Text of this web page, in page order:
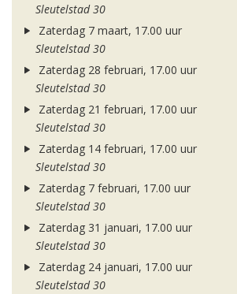
Sleutelstad 30
Zaterdag 7 maart, 17.00 uur
Sleutelstad 30
Zaterdag 28 februari, 17.00 uur
Sleutelstad 30
Zaterdag 21 februari, 17.00 uur
Sleutelstad 30
Zaterdag 14 februari, 17.00 uur
Sleutelstad 30
Zaterdag 7 februari, 17.00 uur
Sleutelstad 30
Zaterdag 31 januari, 17.00 uur
Sleutelstad 30
Zaterdag 24 januari, 17.00 uur
Sleutelstad 30